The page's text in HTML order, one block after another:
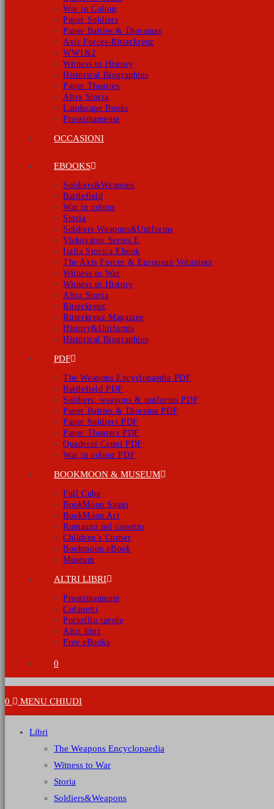
War in Colour
Paper Soldiers
Paper Battles & Dioramas
Axis Forces-Ritterkreuz
WW1&2
Witness to History
Historical Biographies
Paper Theatres
Altra Storia
Landscape Books
Prossimamente
OCCASIONI
EBOOKS
Soldiers&Weapons
Battlefield
War in colour
Storia
Soldiers Weapons&Uniforms
Viskovatov Series E
Italia Storica Ebook
The Axis Forces & European Volunteer
Witness to War
Witness to History
Altra Storia
Ritterkreuz
Ritterkreuz Magazine
History&Uniforms
Historical Biographies
PDF
The Weapons Encyclopaedia PDF
Battlefield PDF
Soldiers, weapons & uniforms PDF
Paper Battles & Diorama PDF
Paper Soldiers PDF
Paper Theaters PDF
Quaderni Cenni PDF
War in colour PDF
BOOKMOON & MUSEUM
Full Cube
BookMoon Saggi
BookMoon Art
Romanzo nel cassetto
Children’s Corner
Bookmoon eBook
Museum
ALTRI LIBRI
Prossimamente
Cofanetti
Portoflio tavole
Altri libri
Free eBooks
0
0 MENU CHIUDI
Libri
The Weapons Encyclopaedia
Witness to War
Storia
Soldiers&Weapons